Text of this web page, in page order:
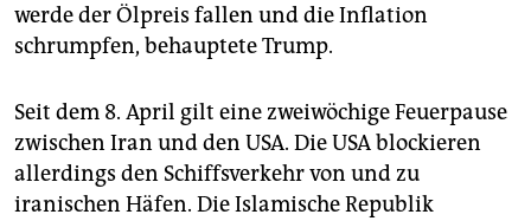
werde der Ölpreis fallen und die ⁠Inflation
schrumpfen, behauptete Trump.
Seit dem 8. April gilt eine zweiwöchige Feuerpause
zwischen Iran und den USA. Die USA blockieren
allerdings den Schiffsverkehr von und zu
iranischen Häfen. Die Islamische Republik